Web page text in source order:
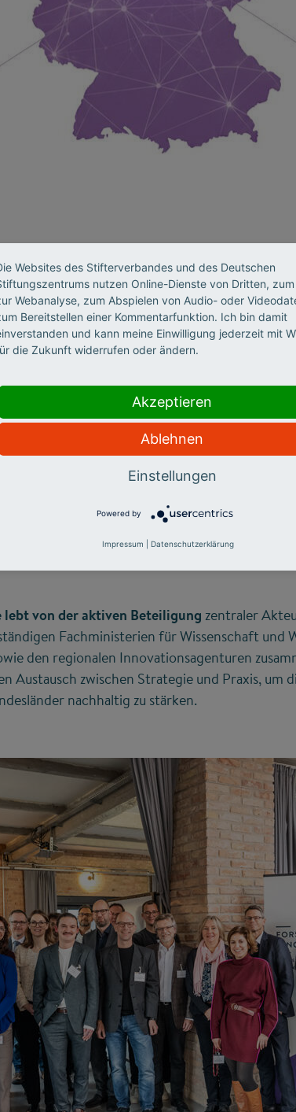
Länder-Roundtable Innovation #4
Am 30.
Roundtable in
der Hightech
nimmt. Dabei
wahrnehmen
durch fehlende
Mehr Info &
von der aktiven Beteiligung zentraler
Fachministerien für Wissenschaft und
den regionalen Innovationsagenturen
Austausch zwischen Strategie und Praxis, um
nachhaltig zu stärken.
Websites des Stifterverbandes und des Deutschen
nutzen Online-Dienste von Dritten,
Webanalyse, zum Abspielen von Audio- oder
Bereitstellen einer Kommentarfunktion. Ich bin damit
und kann meine Einwilligung jederzeit mit
die Zukunft widerrufen oder ändern.
Akzeptieren
Ablehnen
Einstellungen
Powered by
Impressum Datenschutzerklärung